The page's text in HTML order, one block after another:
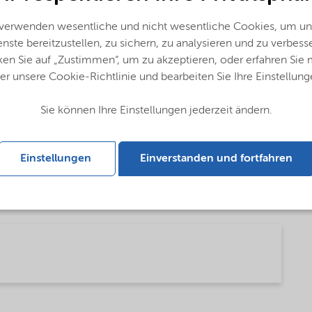
wesentliche und nicht wesentliche Cookies, um
bereitzustellen, zu sichern, zu analysieren und zu
Sie auf „Zustimmen“, um zu akzeptieren, oder erfahren Sie
unsere Cookie-Richtlinie und bearbeiten Sie Ihre
Sie können Ihre Einstellungen jederzeit ändern.
Einstellungen Einverstanden und fortfahren